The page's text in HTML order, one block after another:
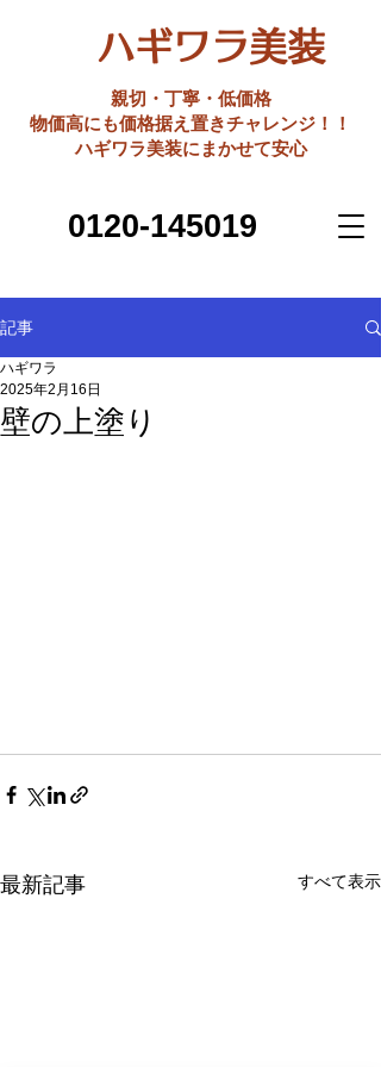
ハギワラ美装
親切・丁寧・低価格
​物価高にも価格据え置きチャレンジ！！
ハギワラ美装にまかせて安心
0120-145019
記事
壁の上塗り
ハギワラ
2025年2月16日
最新記事 すべて表示